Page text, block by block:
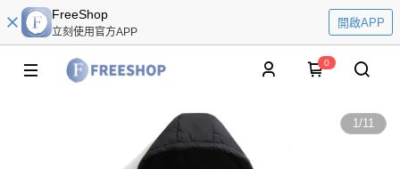
FreeShop
立刻使用官方APP
開啟APP
0
1/11